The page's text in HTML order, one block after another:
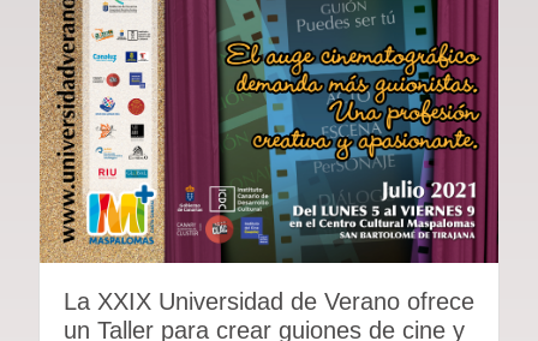
La XXIX Universidad de Verano ofrece
un Taller para crear guiones de cine y